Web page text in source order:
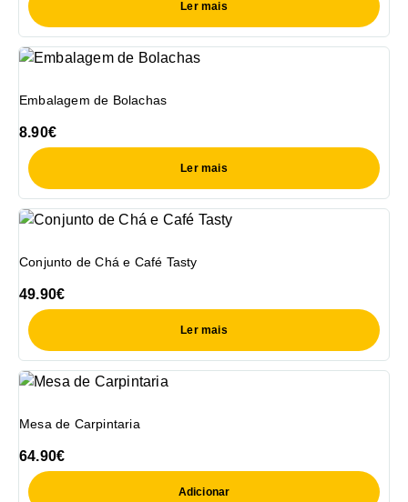
Ler mais
Embalagem de Bolachas
8.90€
Ler mais
Conjunto de Chá e Café Tasty
49.90€
Ler mais
Mesa de Carpintaria
64.90€
Adicionar